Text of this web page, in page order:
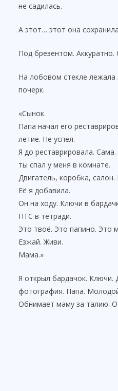
не садилась.
А этот… этот она
Под брезентом. Аккуратно.
На лобовом стекле лежала
почерк.
«Сынок.
Папа начал его
летие. Не успел.
Я до реставрировала.
ты спал у меня в комнате.
Двигатель, коробка,
Её я добавила.
Он на ходу. Ключи в
ПТС в тетради.
Это твоё. Это папино. Это
Езжай. Живи.
Мама.»
Я открыл бардачок. Ключи.
фотография. Папа.
Обнимает маму за талию.